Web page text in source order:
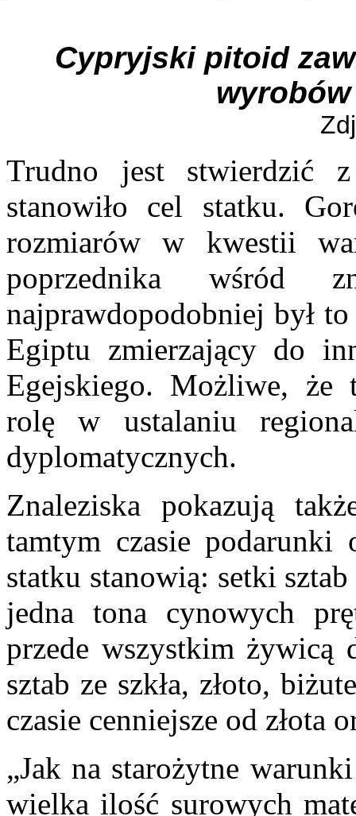
Cypryjski pitoid
Trudno jest stwierdzić
stanowiło cel statku.
rozmiarów w kwestii
poprzednika wśród
najprawdopodobniej był
Egiptu zmierzający do
Egejskiego. Możliwe, że
rolę w ustalaniu
dyplomatycznych.
Znaleziska pokazują
tamtym czasie podarunki
statku stanowią: setki
jedna tona cynowych
przede wszystkim żywicą
sztab ze szkła, złoto,
czasie cenniejsze od złota
„Jak na starożytne
wielka ilość surowych